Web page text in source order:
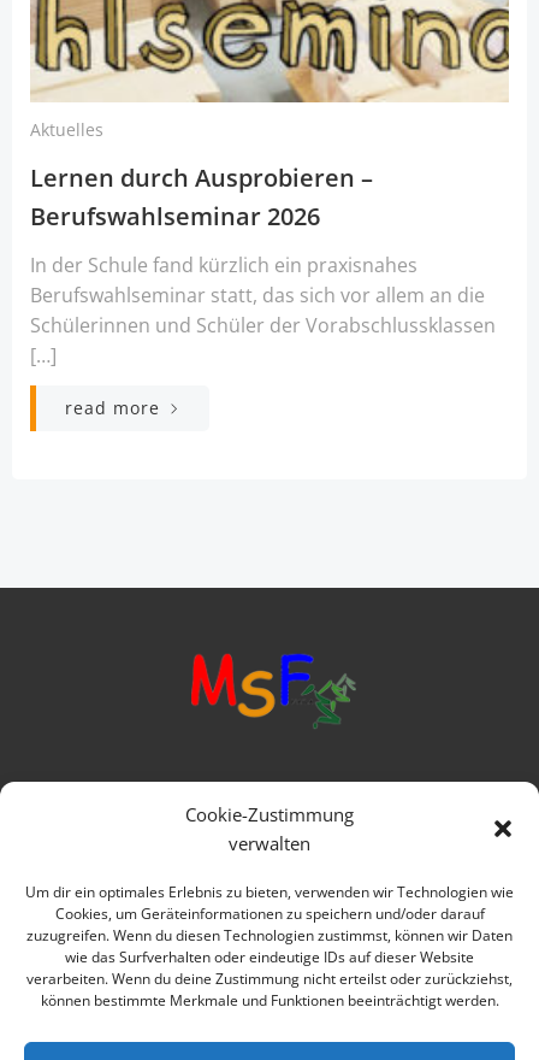
Cookie-Zustimmung
verwalten
Um dir ein optimales Erlebnis zu bieten, verwenden wir Technologien wie
Cookies, um Geräteinformationen zu speichern und/oder darauf
zuzugreifen. Wenn du diesen Technologien zustimmst, können wir Daten
wie das Surfverhalten oder eindeutige IDs auf dieser Website
verarbeiten. Wenn du deine Zustimmung nicht erteilst oder zurückziehst,
können bestimmte Merkmale und Funktionen beeinträchtigt werden.
Aktuelles
Lernen durch Ausprobieren –
Berufswahlseminar 2026
In der Schule fand kürzlich ein praxisnahes
Berufswahlseminar statt, das sich vor allem an die
Schülerinnen und Schüler der Vorabschlussklassen
[…]
read more
Ringstraße 1
95119 Naila
Telefon: 09282 979080
E-mail: verwaltung@msfrankenwald.de
Impressum Datenschutz